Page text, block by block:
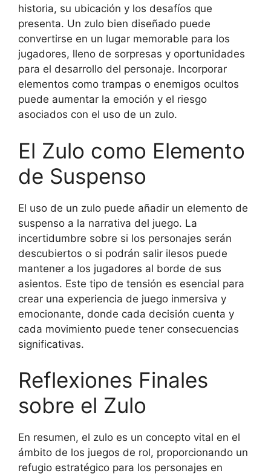
historia, su ubicación y los desafíos que
presenta. Un zulo bien diseñado puede
convertirse en un lugar memorable para los
jugadores, lleno de sorpresas y oportunidades
para el desarrollo del personaje. Incorporar
elementos como trampas o enemigos ocultos
puede aumentar la emoción y el riesgo
asociados con el uso de un zulo.
El Zulo como Elemento
de Suspenso
El uso de un zulo puede añadir un elemento de
suspenso a la narrativa del juego. La
incertidumbre sobre si los personajes serán
descubiertos o si podrán salir ilesos puede
mantener a los jugadores al borde de sus
asientos. Este tipo de tensión es esencial para
crear una experiencia de juego inmersiva y
emocionante, donde cada decisión cuenta y
cada movimiento puede tener consecuencias
significativas.
Reflexiones Finales
sobre el Zulo
En resumen, el zulo es un concepto vital en el
ámbito de los juegos de rol, proporcionando un
refugio estratégico para los personajes en